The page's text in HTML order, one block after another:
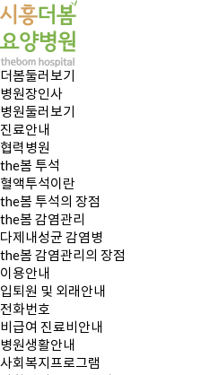
더봄둘러보기
병원장인사
병원둘러보기
진료안내
협력병원
the봄 투석
혈액투석이란
the봄 투석의 장점
the봄 감염관리
다제내성균 감염병
the봄 감염관리의 장점
이용안내
입퇴원 및 외래안내
전화번호
비급여 진료비안내
병원생활안내
사회복지프로그램